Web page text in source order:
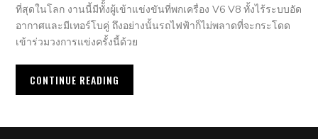
ที่สุดในโลก งานนี้มีทัั้งผู้เข้าแข่งขันที่พกเครื่อง V6 V8 ทั้งไร้ระบบอัด
อากาศและมีเทอร์โบคู่ ถึงอย่างนั้นรถไฟฟ้าก็ไม่พลาดที่จะกระโดด
เข้าร่วมวงการแข่งครั้งนี้ด้วย
CONTINUE READING